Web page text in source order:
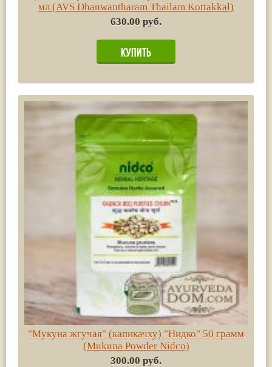
мл (AVS Dhanwantharam Thailam Kottakkal)
630.00 руб.
"Мукуна жгучая" (капикачху) "Нидко" 50 грамм
(Mukuna Powder Nidco)
300.00 руб.